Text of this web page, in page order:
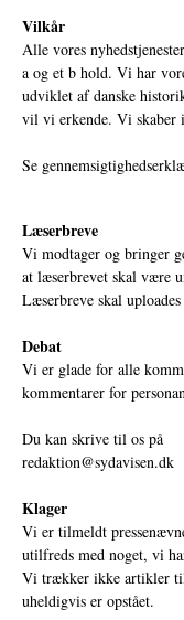
Vilkår
Alle vores
a og et b hold. Vi har
udviklet af danske
vil vi erkende. Vi skaber
Se
Læserbreve
Vi modtager og bringer
at læserbrevet skal være
Læserbreve skal
Debat
Vi er glade for alle
kommentarer for
Du kan skrive til os på
redaktion@sydavisen.dk
Klager
Vi er tilmeldt
utilfreds med noget, vi
Vi trækker ikke artikler
uheldigvis er opstået.